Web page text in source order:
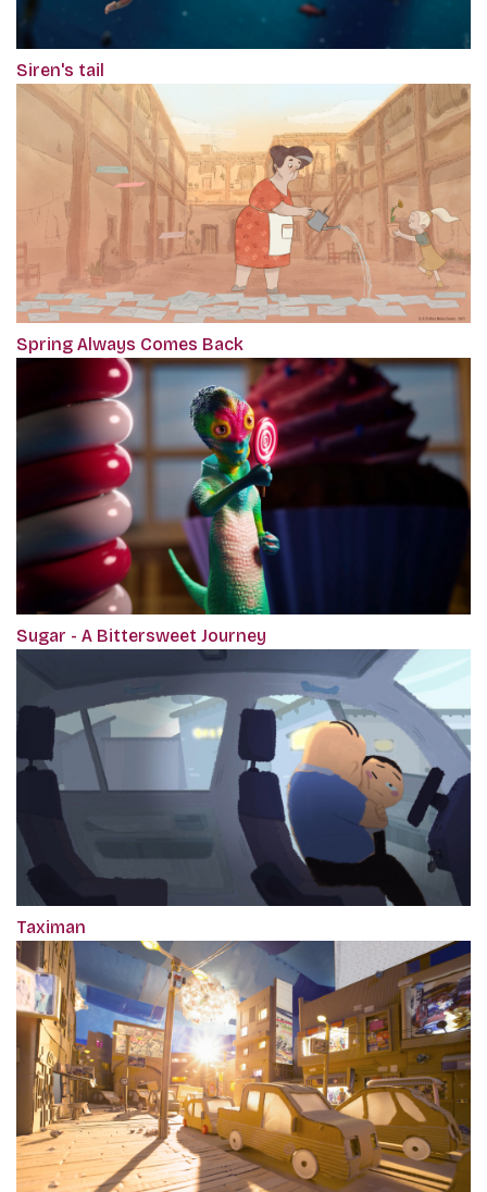
Siren's tail
Spring Always Comes Back
Sugar - A Bittersweet Journey
Taximan